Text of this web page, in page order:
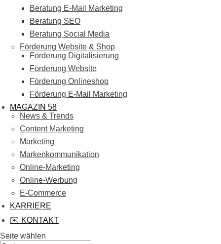
Beratung E-Mail Marketing
Beratung SEO
Beratung Social Media
Förderung Website & Shop
Förderung Digitalisierung
Förderung Website
Förderung Onlineshop
Förderung E-Mail Marketing
MAGAZIN 58
News & Trends
Content Marketing
Marketing
Markenkommunikation
Online-Marketing
Online-Werbung
E-Commerce
KARRIERE
✉️ KONTAKT
Seite wählen